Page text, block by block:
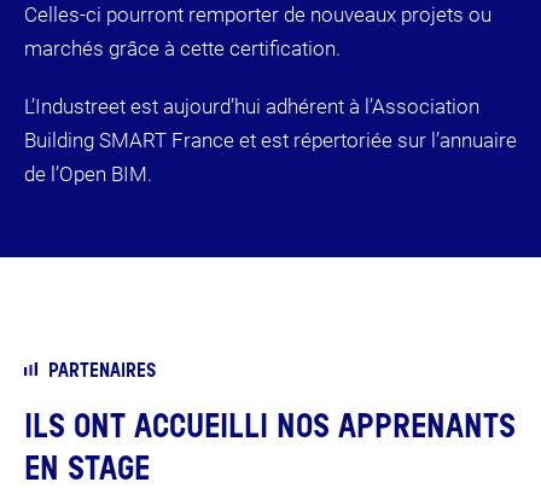
Celles-ci pourront remporter de nouveaux projets ou
marchés grâce à cette certification.
L’Industreet est aujourd’hui adhérent à l’Association
Building SMART France et est répertoriée sur l’annuaire
de l’Open BIM.
PARTENAIRES
ILS ONT ACCUEILLI NOS APPRENANTS
EN STAGE